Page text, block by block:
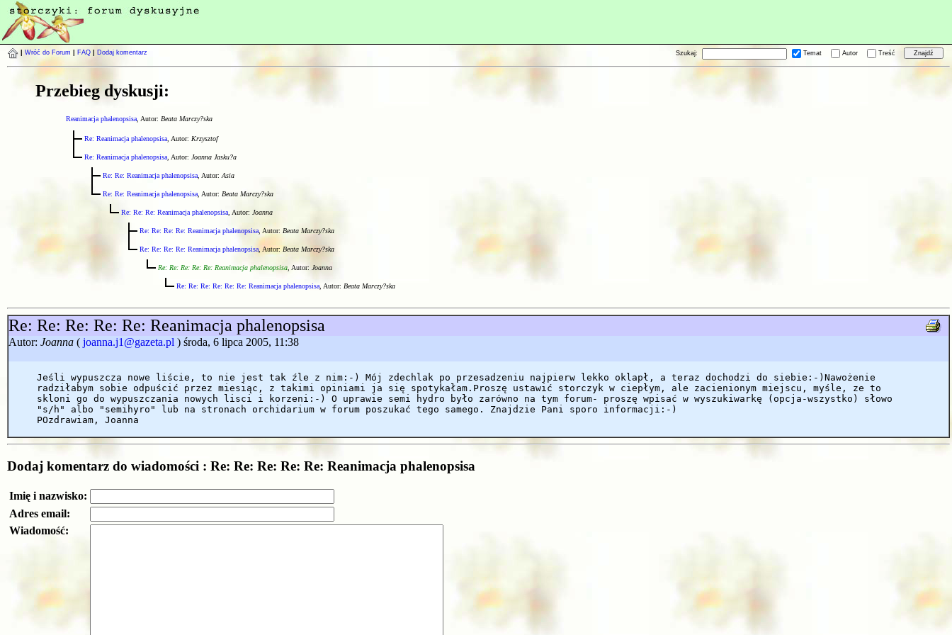
Wróć do Forum FAQ Dodaj komentarz Szukaj: Temat Autor Treść
Przebieg dyskusji:
Reanimacja phalenopsisa , Autor: Beata Marczy?ska
Re: Reanimacja phalenopsisa , Autor: Krzysztof
Re: Reanimacja phalenopsisa , Autor: Joanna Jasku?a
Re: Re: Reanimacja phalenopsisa , Autor: Asia
Re: Re: Reanimacja phalenopsisa , Autor: Beata Marczy?ska
Re: Re: Re: Reanimacja phalenopsisa , Autor: Joanna
Re: Re: Re: Re: Reanimacja phalenopsisa , Autor: Beata Marczy?ska
Re: Re: Re: Re: Reanimacja phalenopsisa , Autor: Beata Marczy?ska
Re: Re: Re: Re: Re: Reanimacja phalenopsisa , Autor: Joanna
Re: Re: Re: Re: Re: Re: Reanimacja phalenopsisa , Autor: Beata Marczy?ska
Re: Re: Re: Re: Re: Reanimacja phalenopsisa
Autor: Joanna ( joanna.j1@gazeta.pl ) środa, 6 lipca 2005, 11:38
Jeśli wypuszcza nowe liście, to nie jest tak źle z nim:-) Mój zdechlak po przesadzeniu najpierw lekko oklapł, a teraz dochodzi do siebie:-)Nawożenie
radziłabym sobie odpuścić przez miesiąc, z takimi opiniami ja się spotykałam.Proszę ustawić storczyk w ciepłym, ale zacienionym miejscu, myśle, ze to
skloni go do wypuszczania nowych lisci i korzeni:-) O uprawie semi hydro było zarówno na tym forum- proszę wpisać w wyszukiwarkę (opcja-wszystko) słowo
"s/h" albo "semihyro" lub na stronach orchidarium w forum poszukać tego samego. Znajdzie Pani sporo informacji:-)
POzdrawiam, Joanna
Dodaj komentarz do wiadomości : Re: Re: Re: Re: Re: Reanimacja phalenopsisa
Imię i nazwisko:
Adres email:
Wiadomość: